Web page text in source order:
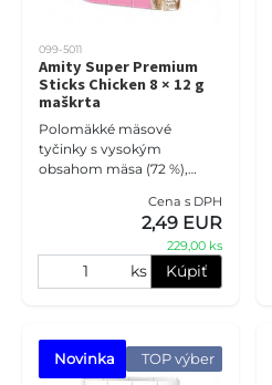
099-5011
Amity Super Premium
Sticks Chicken 8 × 12 g
maškrta
Polomäkké mäsové
tyčinky s vysokým
obsahom mäsa (72 %),
prémiovou Serrano
šunkou. Hypoalergénna
receptúra bez lepku s
nízkym obsahom o
Cena s DPH
2,49 EUR
229,00 ks
ks Kúpiť
Novinka TOP výber